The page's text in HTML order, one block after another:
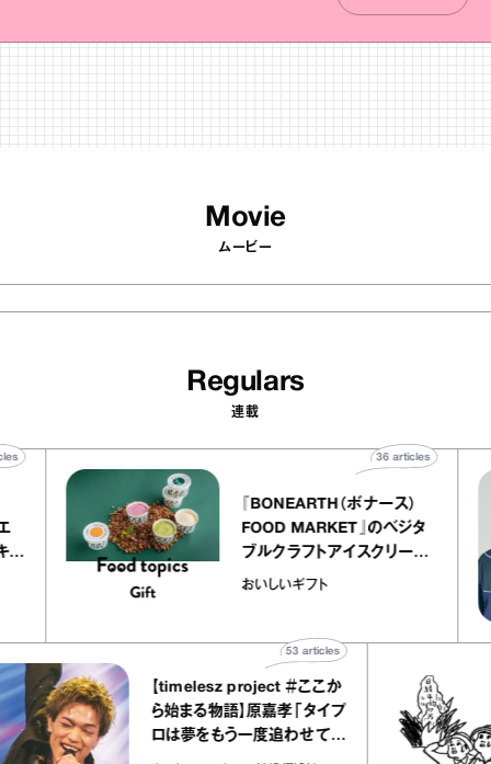
Movie
ムービー
Regulars
連載
リエ
プ キャ
40articles
『BONEARTH（ボナース）
FOOD MARKET』のベジタ
ブルクラフトアイスクリーム
｜真野知子の「おいしいギフ
おいしいギフト
36articles
【timelesz project ＃ここか
ら始まる物語】原嘉孝「タイプ
ロは夢をもう一度追わせてく
れた場所」
articles